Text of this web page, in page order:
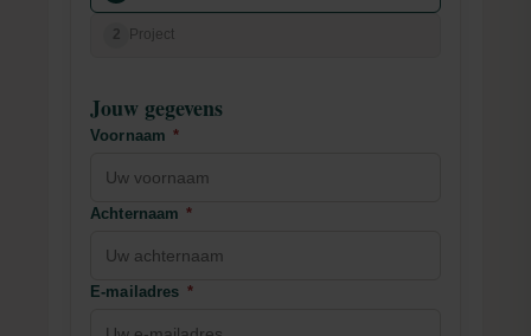
Project
Jouw gegevens
Voornaam *
Achternaam *
E-mailadres *